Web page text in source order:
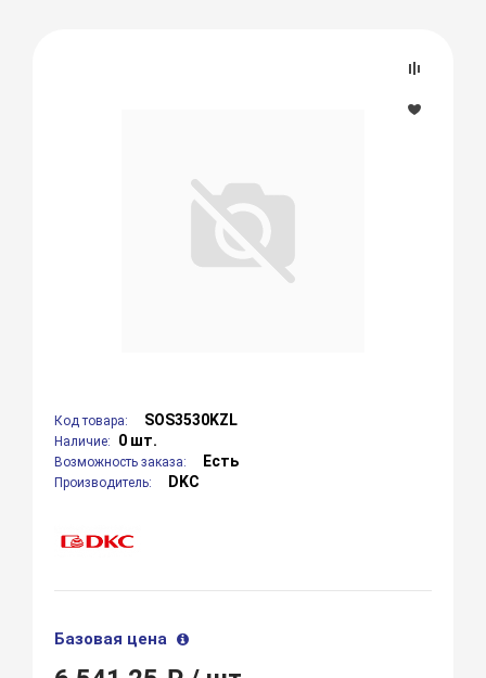
Код товара: SOS3530KZL
Наличие: 0 шт.
Возможность заказа: Есть
Производитель: DKC
Базовая цена